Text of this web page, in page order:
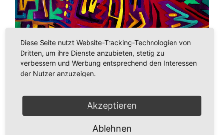
Diese Seite nutzt Website-Tracking-Technologien von
Dritten, um ihre Dienste anzubieten, stetig zu
verbessern und Werbung entsprechend den Interessen
der Nutzer anzuzeigen.
Akzeptieren
Ablehnen